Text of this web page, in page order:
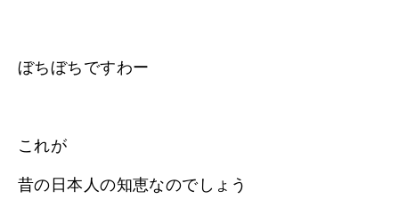
ぼちぼちですわー
これが
昔の日本人の知恵なのでしょう